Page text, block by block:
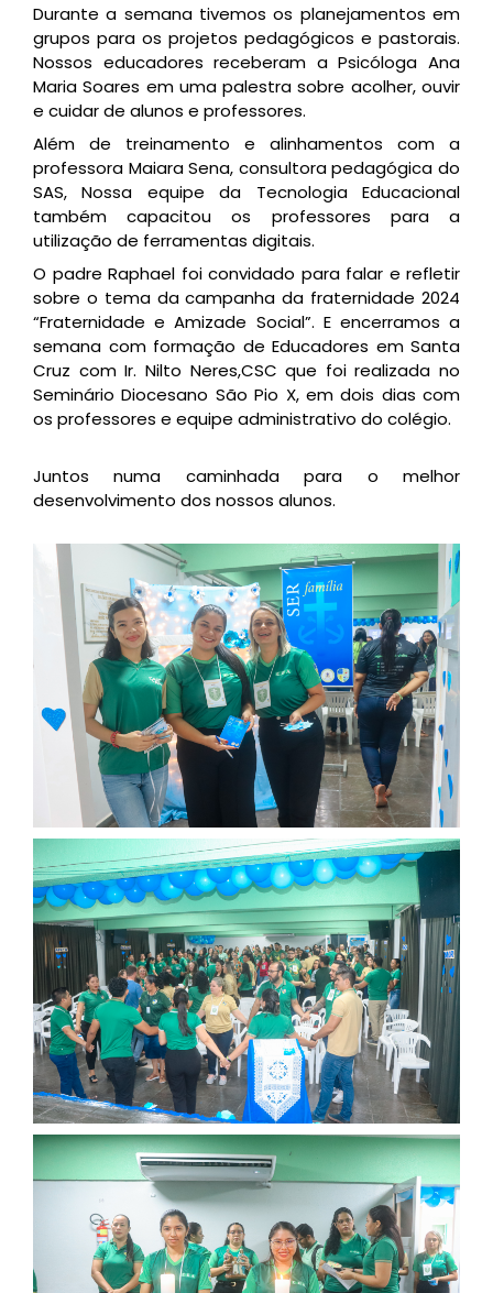
Durante a semana tivemos os planejamentos em
grupos para os projetos pedagógicos e pastorais.
Nossos educadores receberam a Psicóloga Ana
Maria Soares em uma palestra sobre acolher, ouvir
e cuidar de alunos e professores.
Além de treinamento e alinhamentos com a
professora Maiara Sena, consultora pedagógica do
SAS, Nossa equipe da Tecnologia Educacional
também capacitou os professores para a
utilização de ferramentas digitais.
O padre Raphael foi convidado para falar e refletir
sobre o tema da campanha da fraternidade 2024
“Fraternidade e Amizade Social”. E encerramos a
semana com formação de Educadores em Santa
Cruz com Ir. Nilto Neres,CSC que foi realizada no
Seminário Diocesano São Pio X, em dois dias com
os professores e equipe administrativo do colégio.
Juntos numa caminhada para o melhor
desenvolvimento dos nossos alunos.